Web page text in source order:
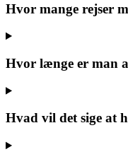
Hvor mange rejser
Hvor længe er man
Hvad vil det sige at